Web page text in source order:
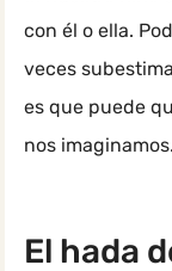
con él o ella.
veces
es que puede
nos imaginamos.
El hada